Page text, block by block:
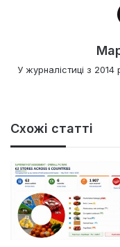
У журналістиці з
Схожі статті